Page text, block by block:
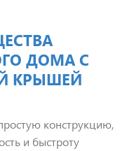
ДОМА С
КРЫШЕЙ
конструкцию,
и быстроту